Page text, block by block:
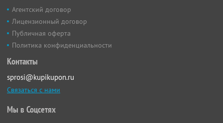
Агентский договор
Лицензионный договор
Публичная оферта
Политика конфиденциальности
Контакты
sprosi@kupikupon.ru
Связаться с нами
Мы в Соцсетях